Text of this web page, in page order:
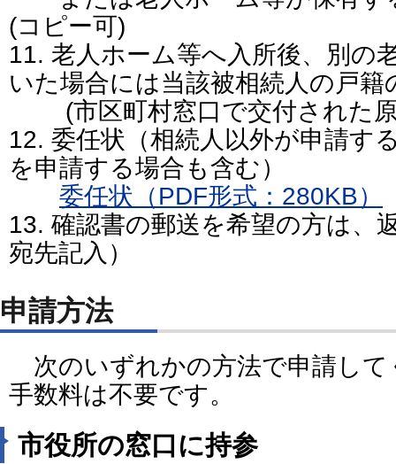
(コピー可)
11. 老人ホーム等へ入所後、別の
いた場合には当該被相続人の戸籍
(市区町村窓口で交付された
12. 委任状（相続人以外が申請す
を申請する場合も含む）
委任状（PDF形式：280KB）
13. 確認書の郵送を希望の方は、
宛先記入）
申請方法
次のいずれかの方法で申請して
手数料は不要です。
市役所の窓口に持参